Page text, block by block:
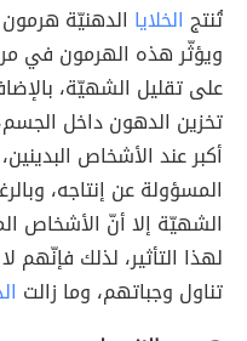
تُنتج الخلايا الدهنيّة
ويؤثّر هذه الهرمون في
على تقليل الشهيّة،
تخزين الدهون داخل
أكبر عند الأشخاص
المسؤولة عن إنتاجه،
الشهيّة إلا أنّ الأشخاص
لهذا التأثير، لذلك
تناول وجباتهم، وما زالت